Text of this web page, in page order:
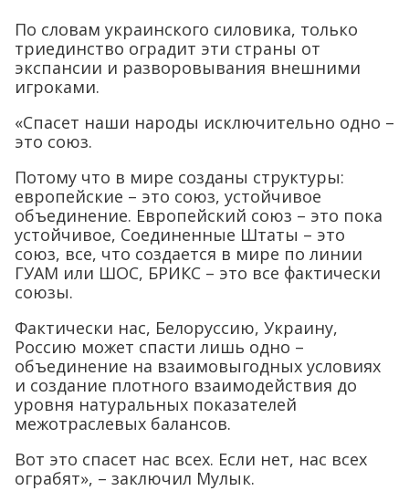
По словам украинского силовика, только
триединство оградит эти страны от
экспансии и разворовывания внешними
игроками.
«Спасет наши народы исключительно одно –
это союз.
Потому что в мире созданы структуры:
европейские – это союз, устойчивое
объединение. Европейский союз – это пока
устойчивое, Соединенные Штаты – это
союз, все, что создается в мире по линии
ГУАМ или ШОС, БРИКС – это все фактически
союзы.
Фактически нас, Белоруссию, Украину,
Россию может спасти лишь одно –
объединение на взаимовыгодных условиях
и создание плотного взаимодействия до
уровня натуральных показателей
межотраслевых балансов.
Вот это спасет нас всех. Если нет, нас всех
ограбят», – заключил Мулык.